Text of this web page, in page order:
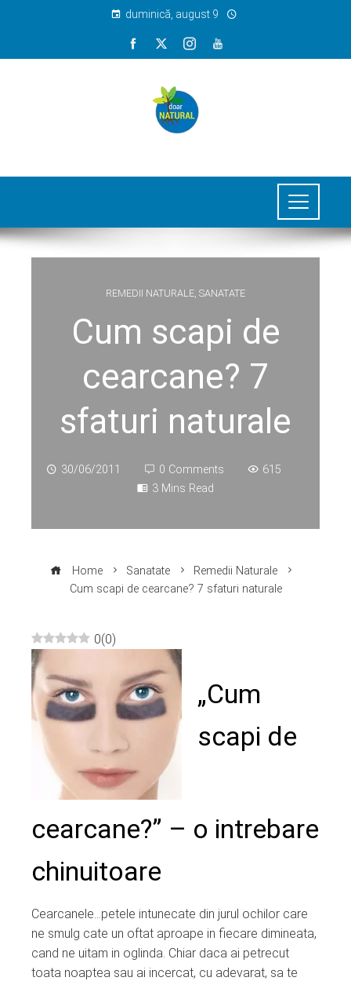
duminică, august 9
REMEDII NATURALE SANATATE
Cum scapi de
cearcane? 7
sfaturi naturale
30/06/2011 0 Comments
615
3 Mins Read
Home Sanatate
Remedii Naturale
Cum scapi de cearcane? 7 sfaturi naturale
0(0)
„Cum
scapi de
cearcane?” – o intrebare
chinuitoare
Cearcanele…petele intunecate din jurul ochilor care
ne smulg cate un oftat aproape in fiecare dimineata,
cand ne uitam in oglinda. Chiar daca ai petrecut
toata noaptea sau ai incercat, cu adevarat, sa te